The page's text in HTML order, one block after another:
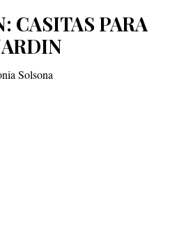
CASITAS PARA
Solsona